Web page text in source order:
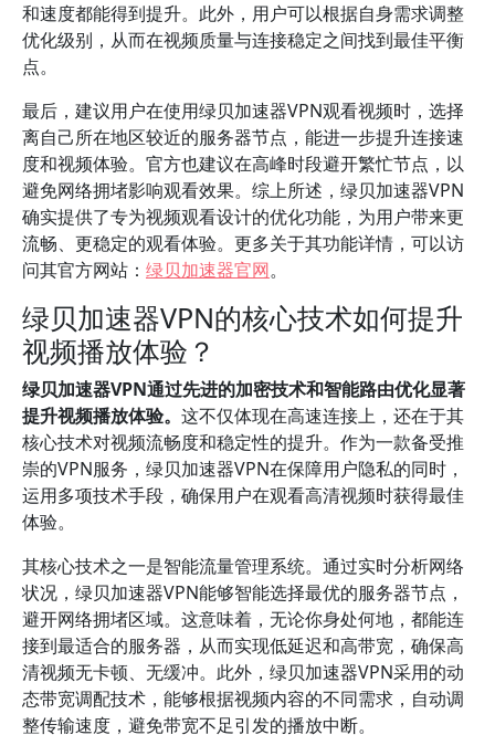
和速度都能得到提升。此外，用户可以根据自身需求调整
优化级别，从而在视频质量与连接稳定之间找到最佳平衡
点。
最后，建议用户在使用绿贝加速器VPN观看视频时，选择
离自己所在地区较近的服务器节点，能进一步提升连接速
度和视频体验。官方也建议在高峰时段避开繁忙节点，以
避免网络拥堵影响观看效果。综上所述，绿贝加速器VPN
确实提供了专为视频观看设计的优化功能，为用户带来更
流畅、更稳定的观看体验。更多关于其功能详情，可以访
问其官方网站： 绿贝加速器官网。
绿贝加速器VPN的核心技术如何提升
视频播放体验？
绿贝加速器VPN通过先进的加密技术和智能路由优化显著
提升视频播放体验。 这不仅体现在高速连接上，还在于其
核心技术对视频流畅度和稳定性的提升。作为一款备受推
崇的VPN服务，绿贝加速器VPN在保障用户隐私的同时，
运用多项技术手段，确保用户在观看高清视频时获得最佳
体验。
其核心技术之一是智能流量管理系统。通过实时分析网络
状况，绿贝加速器VPN能够智能选择最优的服务器节点，
避开网络拥堵区域。这意味着，无论你身处何地，都能连
接到最适合的服务器，从而实现低延迟和高带宽，确保高
清视频无卡顿、无缓冲。此外，绿贝加速器VPN采用的动
态带宽调配技术，能够根据视频内容的不同需求，自动调
整传输速度，避免带宽不足引发的播放中断。